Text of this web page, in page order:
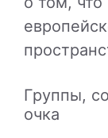
Группы,
очка